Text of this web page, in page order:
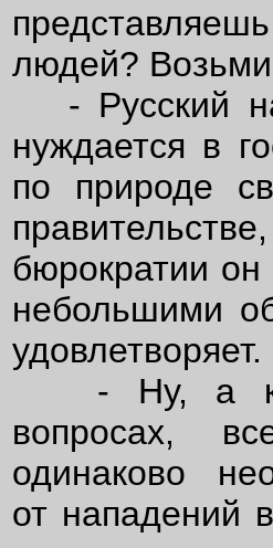
людей?
- Русский
нуждается в
по природе
бюрократии
небольшими
удовлетворяет.
- Ну, а
вопросах,
одинаково
от нападений